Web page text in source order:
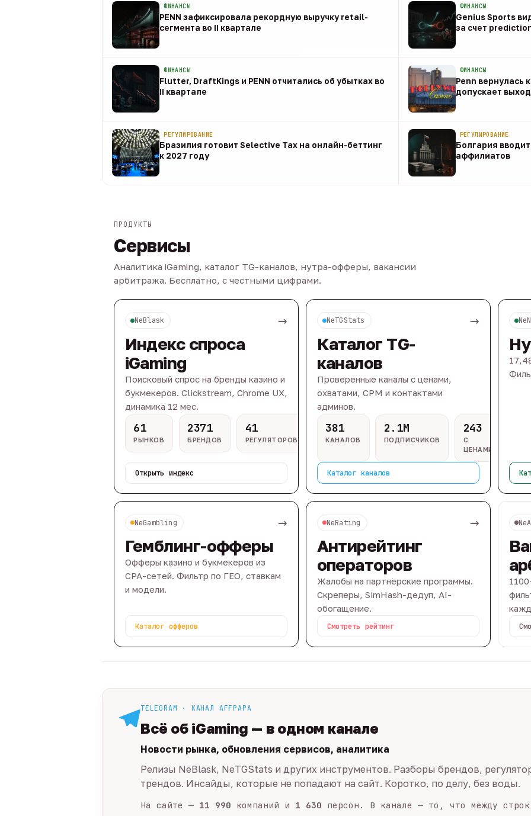
ФИНАНСЫ
PENN зафиксировала рекордную выручку retail-
сегмента во II квартале
ФИНАНСЫ
Genius Sports
за счет
08 авг
ФИНАНСЫ
Flutter, DraftKings и PENN отчитались об убытках во
II квартале
ФИНАНСЫ
Penn вернулась
допускает
08 авг
РЕГУЛИРОВАНИЕ
Бразилия готовит Selective Tax на онлайн-беттинг
к 2027 году
РЕГУЛИРОВАНИЕ
Болгария
аффилиатов
08 авг
ПРОДУКТЫ
Сервисы
Аналитика iGaming, каталог TG-каналов, нутра-офферы, вакансии
арбитража. Бесплатно, с честными цифрами.
NeBlask →
Индекс спроса
iGaming
Поисковый спрос на бренды казино и
букмекеров. Clickstream, Chrome UX,
динамика 12 мес.
61
РЫНКОВ
2371
БРЕНДОВ
41
РЕГУЛЯТОРОВ
Открыть индекс
NeTGStats →
Каталог TG-
каналов
Проверенные каналы с ценами,
охватами, CPM и контактами
админов.
381
КАНАЛОВ
2.1M
ПОДПИСЧИКОВ
243
С
ЦЕНАМИ
Каталог каналов
NeGambling →
Гемблинг-офферы
Офферы казино и букмекеров из
CPA-сетей. Фильтр по ГЕО, ставкам
и модели.
Каталог офферов
NeRating →
Антирейтинг
операторов
Жалобы на партнёрские программы.
Скреперы, SimHash-дедуп, AI-
обогащение.
Смотреть рейтинг
TELEGRAM · КАНАЛ AFFPAPA
Всё об iGaming — в одном канале
Новости рынка, обновления сервисов, аналитика
Релизы NeBlask, NeTGStats и других инструментов. Разборы брендов,
трендов. Инсайды, которые не попадают на сайт. Коротко, по делу, без воды.
На сайте — 11 990 компаний и 1 630 персон. В канале — то, что между